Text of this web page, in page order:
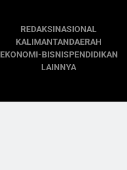
REDAKSINASIONAL
KALIMANTANDAERAH
EKONOMI-BISNISPENDIDIKAN
LAINNYA